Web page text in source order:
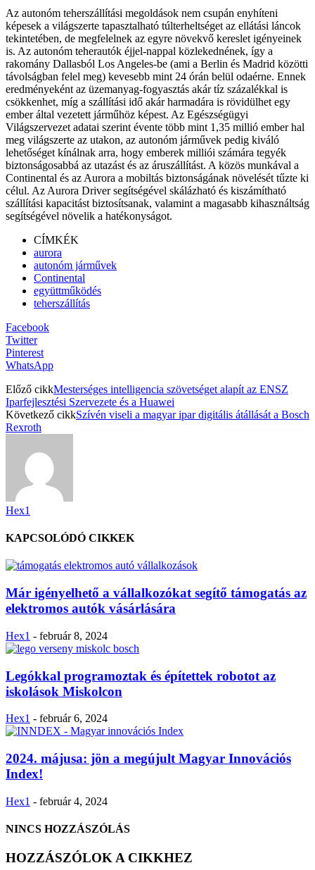
Az autonóm teherszállítási megoldások nem csupán enyhíteni
képesek a világszerte tapasztalható túlterheltséget az ellátási láncok
tekintetében, de megfelelnek az egyre növekvő kereslet igényeinek
is. Az autonóm teherautók éjjel-nappal közlekednének, így a
rakomány Dallasból Los Angeles-be (ami a Berlin és Madrid közötti
távolságban felel meg) kevesebb mint 24 órán belül odaérne. Ennek
eredményeként az üzemanyag-fogyasztás akár tíz százalékkal is
csökkenhet, míg a szállítási idő akár harmadára is rövidülhet egy
ember által vezetett járműhöz képest. Az Egészségügyi
Világszervezet adatai szerint évente több mint 1,35 millió ember hal
meg világszerte az utakon, az autonóm járművek pedig kiváló
lehetőséget kínálnak arra, hogy emberek milliói számára tegyék
biztonságosabbá az utazást és az áruszállítást. A közös munkával a
Continental és az Aurora a mobiltás biztonságának növelését tűzte ki
célul. Az Aurora Driver segítségével skálázható és kiszámítható
szállítási kapacitást biztosítsanak, valamint a magasabb kihasználtság
segítségével növelik a hatékonyságot.
CÍMKÉK
aurora
autonóm járművek
Continental
együttműködés
teherszállítás
Facebook
Twitter
Pinterest
WhatsApp
Előző cikkMesterséges intelligencia szövetséget alapít az ENSZ
Iparfejlesztési Szervezete és a Huawei
Következő cikkSzívén viseli a magyar ipar digitális átállását a Bosch
Rexroth
Hex1
KAPCSOLÓDÓ CIKKEK
Már igényelhető a vállalkozókat segítő támogatás az
elektromos autók vásárlására
Hex1 - február 8, 2024
Legókkal programoztak és építettek robotot az
iskolások Miskolcon
Hex1 - február 6, 2024
2024. májusa: jön a megújult Magyar Innovációs
Index!
Hex1 - február 4, 2024
NINCS HOZZÁSZÓLÁS
HOZZÁSZÓLOK A CIKKHEZ